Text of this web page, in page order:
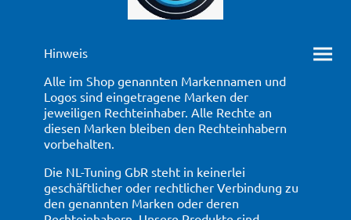
Hinweis
Alle im Shop genannten Markennamen und
Logos sind eingetragene Marken der
jeweiligen Rechteinhaber. Alle Rechte an
diesen Marken bleiben den Rechteinhabern
vorbehalten.
Die NL-Tuning GbR steht in keinerlei
geschäftlicher oder rechtlicher Verbindung zu
den genannten Marken oder deren